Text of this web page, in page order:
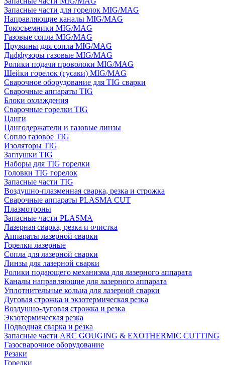
Запасные части для горелок MIG/MAG
Направляющие каналы MIG/MAG
Токосъемники MIG/MAG
Газовые сопла MIG/MAG
Пружины для сопла MIG/MAG
Диффузоры газовые MIG/MAG
Ролики подачи проволоки MIG/MAG
Шейки горелок (гусаки) MIG/MAG
Сварочное оборудование для TIG сварки
Сварочные аппараты TIG
Блоки охлаждения
Сварочные горелки TIG
Цанги
Цангодержатели и газовые линзы
Сопло газовое TIG
Изоляторы TIG
Заглушки TIG
Наборы для TIG горелки
Головки TIG горелок
Запасные части TIG
Воздушно-плазменная сварка, резка и строжка
Сварочные аппараты PLASMA CUT
Плазмотроны
Запасные части PLASMA
Лазерная сварка, резка и очистка
Аппараты лазерной сварки
Горелки лазерные
Сопла для лазерной сварки
Линзы для лазерной сварки
Ролики подающего механизма для лазерного аппарата
Каналы направляющие для лазерного аппарата
Уплотнительные кольца для лазерной сварки
Дуговая строжка и экзотермическая резка
Воздушно-дуговая строжка и резка
Экзотермическая резка
Подводная сварка и резка
Запасные части ARC GOUGING & EXOTHERMIC CUTTING
Газосварочное оборудование
Резаки
Горелки